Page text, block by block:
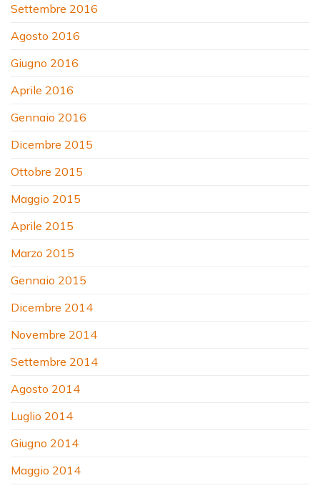
Settembre 2016
Agosto 2016
Giugno 2016
Aprile 2016
Gennaio 2016
Dicembre 2015
Ottobre 2015
Maggio 2015
Aprile 2015
Marzo 2015
Gennaio 2015
Dicembre 2014
Novembre 2014
Settembre 2014
Agosto 2014
Luglio 2014
Giugno 2014
Maggio 2014